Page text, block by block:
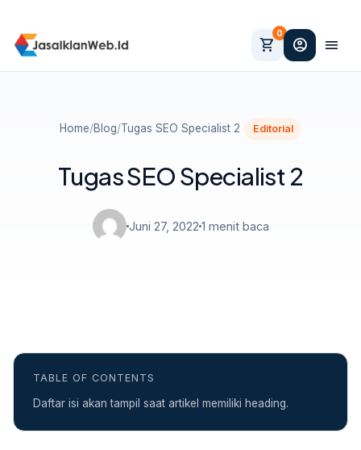
shopping_cart
0
account_circle menu
Home/Blog/Tugas SEO Specialist 2 Editorial
Tugas SEO Specialist 2
Juni 27, 2022 1 menit baca
TABLE OF CONTENTS
Daftar isi akan tampil saat artikel memiliki heading.